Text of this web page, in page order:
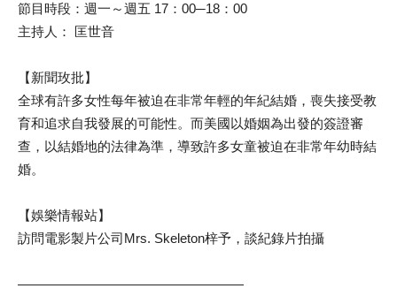
節目時段：週一～週五 17：00─18：00
主持人： 匡世音
【新聞玫批】
全球有許多女性每年被迫在非常年輕的年紀結婚，喪失接受教
育和追求自我發展的可能性。而美國以婚姻為出發的簽證審
查，以結婚地的法律為準，導致許多女童被迫在非常年幼時結
婚。
【娛樂情報站】
訪問電影製片公司Mrs. Skeleton梓予，談紀錄片拍攝
—————————————————